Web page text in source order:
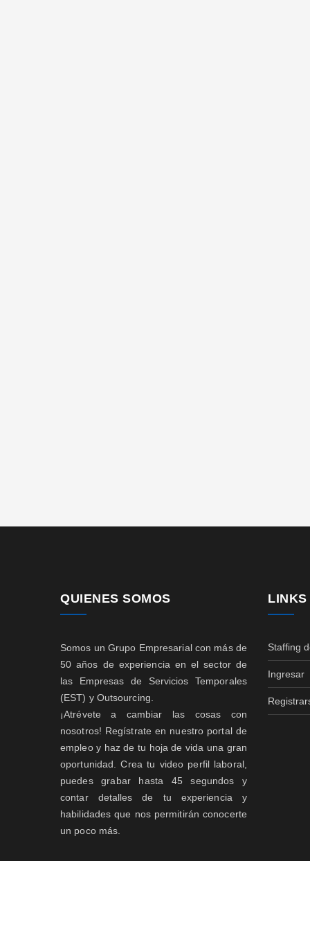
QUIENES SOMOS
Somos un Grupo Empresarial con más de
50 años de experiencia en el sector de
las Empresas de Servicios Temporales
(EST) y Outsourcing.
¡Atrévete a cambiar las cosas con
nosotros! Regístrate en nuestro portal de
empleo y haz de tu hoja de vida una gran
oportunidad. Crea tu video perfil laboral,
puedes grabar hasta 45 segundos y
contar detalles de tu experiencia y
habilidades que nos permitirán conocerte
un poco más.
LINKS
Staffing
Ingresar